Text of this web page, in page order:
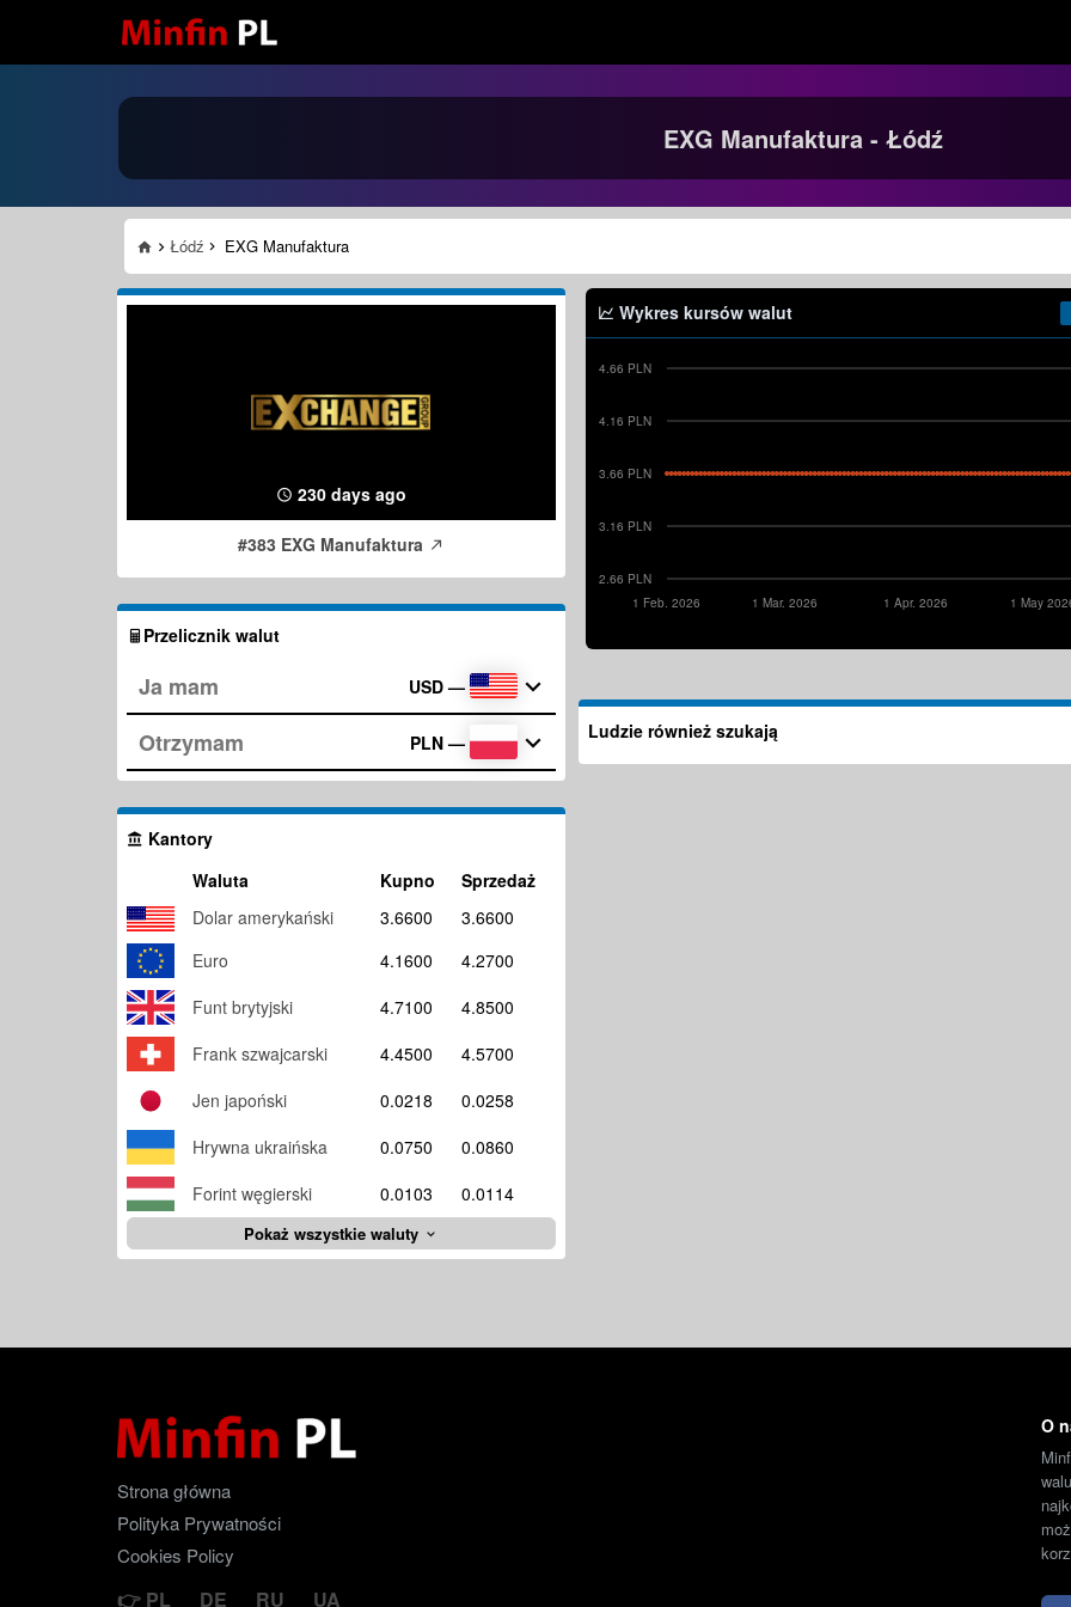
EXG Manufaktura - Łódź
Łódź EXG Manufaktura
230 days ago
#383 EXG Manufaktura
Przelicznik walut
USD —
PLN —
Kantory
Waluta
Kupno
Sprzedaż
Dolar amerykański
3.6600
3.6600
Euro
4.1600
4.2700
Funt brytyjski
4.7100
4.8500
Frank szwajcarski
4.4500
4.5700
Jen japoński
0.0218
0.0258
Hrywna ukraińska
0.0750
0.0860
Forint węgierski
0.0103 0.0114
Pokaż wszystkie waluty
Wykres kursów walut
2.66 PLN
3.16 PLN
3.66 PLN
4.16 PLN
4.66 PLN
1 May
1 Apr. 2026
1 Mar. 2026
1 Feb. 2026
Ludzie również szukają
Strona główna
Polityka Prywatności
Cookies Policy
PL DE RU UA
O